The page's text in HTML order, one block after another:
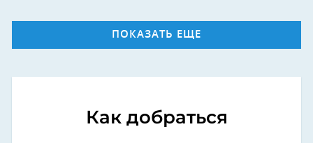
ПОКАЗАТЬ ЕЩЕ
Как добраться